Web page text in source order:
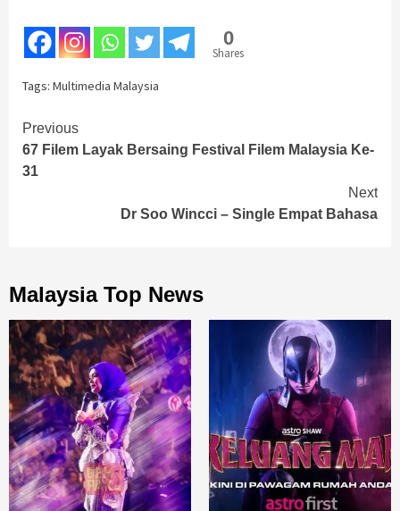
0
Shares
Tags: Multimedia Malaysia
Continue
Reading
Previous
67 Filem Layak Bersaing Festival Filem Malaysia Ke-
31
Next
Dr Soo Wincci – Single Empat Bahasa
Malaysia Top News